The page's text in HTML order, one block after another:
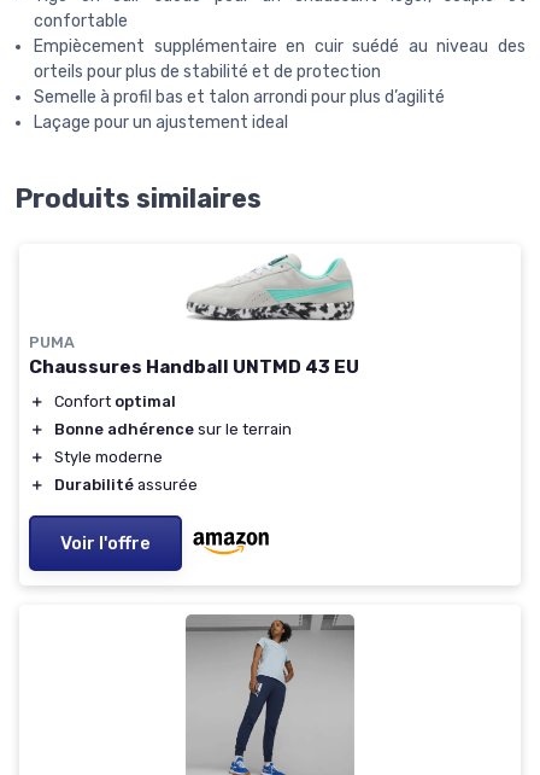
confortable
Empiècement supplémentaire en cuir suédé au niveau des
orteils pour plus de stabilité et de protection
Semelle à profil bas et talon arrondi pour plus d’agilité
Laçage pour un ajustement ideal
Produits similaires
PUMA
Chaussures Handball UNTMD 43 EU
＋ Confort optimal
＋
Bonne adhérence sur le terrain
＋
Style moderne
＋
Durabilité assurée
Voir l'offre